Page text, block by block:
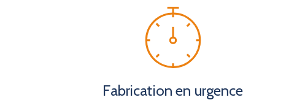
Fabrication en urgence